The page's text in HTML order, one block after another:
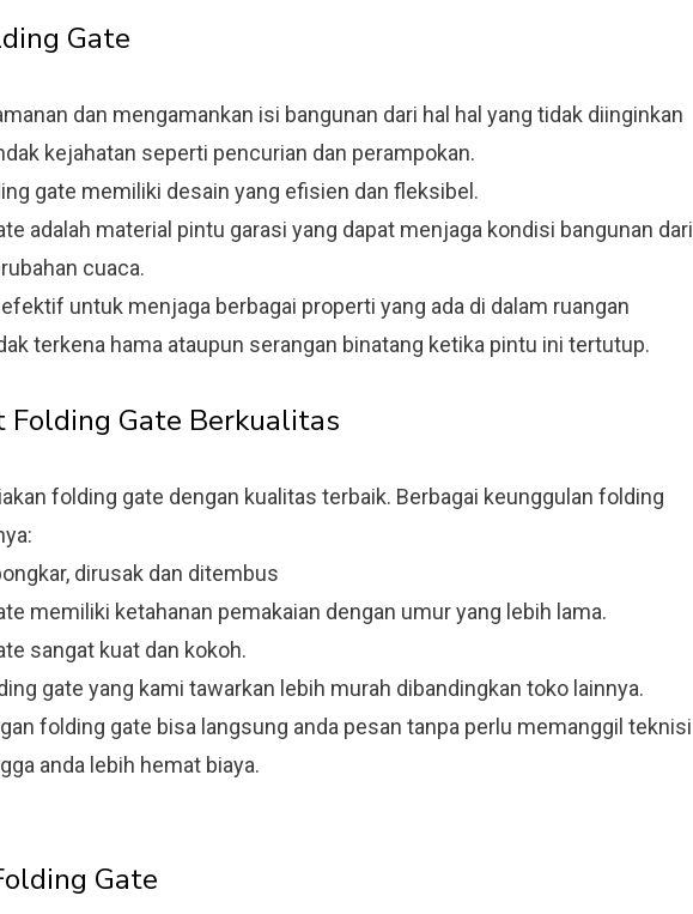
Gate
dan mengamankan isi bangunan dari hal hal yang tidak diinginkan
kejahatan seperti pencurian dan perampokan.
gate memiliki desain yang efisien dan fleksibel.
adalah material pintu garasi yang dapat menjaga kondisi bangunan dari
cuaca.
untuk menjaga berbagai properti yang ada di dalam ruangan
terkena hama ataupun serangan binatang ketika pintu ini tertutup.
Gate Berkualitas
folding gate dengan kualitas terbaik. Berbagai keunggulan folding
dirusak dan ditembus
memiliki ketahanan pemakaian dengan umur yang lebih lama.
sangat kuat dan kokoh.
gate yang kami tawarkan lebih murah dibandingkan toko lainnya.
folding gate bisa langsung anda pesan tanpa perlu memanggil teknisi
anda lebih hemat biaya.
Gate